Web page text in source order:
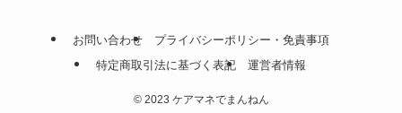
お問い合わせ
プライバシーポリシー・免責事項
特定商取引法に基づく表記
運営者情報
©2023 ケアマネでまんねん